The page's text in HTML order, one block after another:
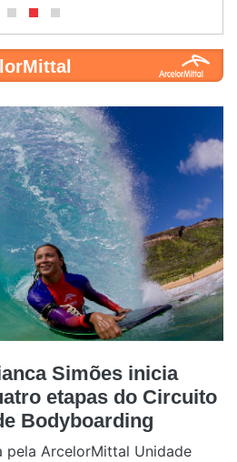
Simões inicia
etapas do Circuito
Bodyboarding
pela ArcelorMittal Unidade